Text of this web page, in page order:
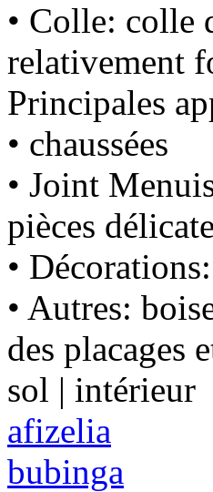
• Colle: colle
relativement
Principales
• chaussées
• Joint
pièces
•
• Autres:
des placages
sol | intérieur
afizelia
bubinga